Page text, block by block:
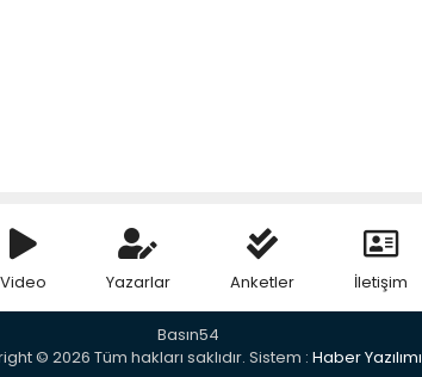
Video Yazarlar Anketler İletişim
Basın54
© 2026 Tüm hakları saklıdır. Sistem : Haber Yazılımı